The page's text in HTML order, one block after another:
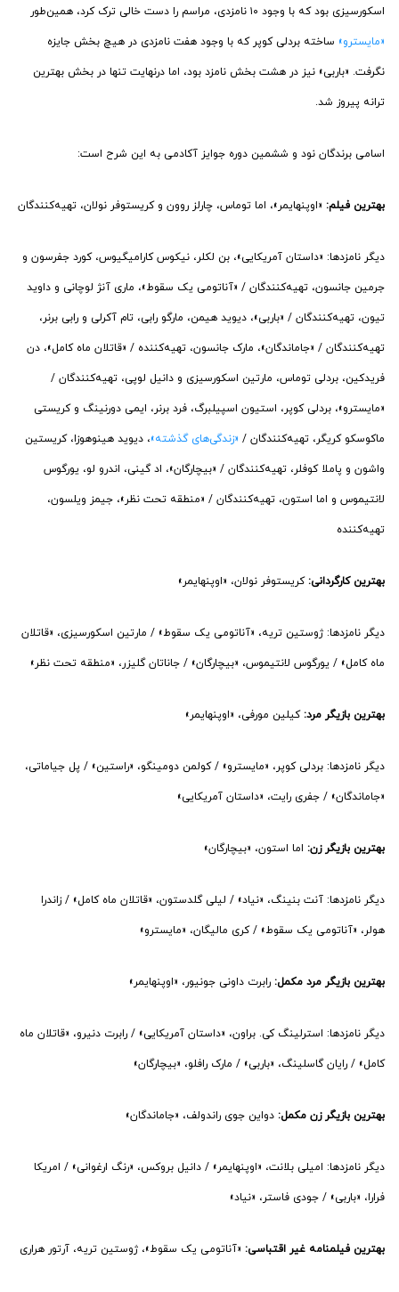
اسکورسیزی بود که با وجود ۱۰ نامزدی، مراسم را دست خالی ترک کرد، همین‌طور
«مایسترو» ساخته بردلی کوپر که با وجود هفت نامزدی در هیچ بخش جایزه
نگرفت. «باربی» نیز در هشت بخش نامزد بود، اما درنهایت تنها در بخش بهترین
ترانه پیروز شد.
اسامی برندگان نود و ششمین دوره جوایز آکادمی به این شرح است:
بهترین فیلم: «اوپنهایمر»، اما توماس، چارلز روون و کریستوفر نولان، تهیه‌کنندگان
دیگر نامزدها: «داستان آمریکایی»، بن لکلر، نیکوس کارامیگیوس، کورد جفرسون و
جرمین جانسون، تهیه‌کنندگان / «آناتومی یک سقوط»، ماری آنژ لوچانی و داوید
تیون، تهیه‌کنندگان / «باربی»، دیوید هیمن، مارگو رابی، تام آکرلی و رابی برنر،
تهیه‌کنندگان / «جاماندگان»، مارک جانسون، تهیه‌کننده / «قاتلان ماه کامل»، دن
فریدکین، بردلی توماس، مارتین اسکورسیزی و دانیل لوپی، تهیه‌کنندگان /
«مایسترو»، بردلی کوپر، استیون اسپیلبرگ، فرد برنر، ایمی دورنینگ و کریستی
ماکوسکو کریگر، تهیه‌کنندگان / «زندگی‌های گذشته»، دیوید هینوهوزا، کریستین
واشون و پاملا کوفلر، تهیه‌کنندگان / «بیچارگان»، اد گینی، اندرو لو، یورگوس
لانتیموس و اما استون، تهیه‌کنندگان / «منطقه تحت نظر»، جیمز ویلسون،
تهیه‌کننده
بهترین کارگردانی:کریستوفر نولان، «اوپنهایمر»
دیگر نامزدها: ژوستین تریه، «آناتومی یک سقوط» / مارتین اسکورسیزی، «قاتلان
ماه کامل» / یورگوس لانتیموس، «بیچارگان» / جاناتان گلیزر، «منطقه تحت نظر»
بهترین بازیگر مرد:کیلین مورفی، «اوپنهایمر»
دیگر نامزدها: بردلی کوپر، «مایسترو» / کولمن دومینگو، «راستین» / پل جیاماتی،
«جاماندگان» / جفری رایت، «داستان آمریکایی»
بهترین بازیگر زن: اما استون، «بیچارگان»
دیگر نامزدها: آنت بنینگ، «نیاد» / لیلی گلدستون، «قاتلان ماه کامل» / زاندرا
هولر، «آناتومی یک سقوط» / کری مالیگان، «مایسترو»
بهترین بازیگر مرد مکمل: رابرت داونی جونیور، «اوپنهایمر»
دیگر نامزدها: استرلینگ کی. براون، «داستان آمریکایی» / رابرت دنیرو، «قاتلان ماه
کامل» / رایان گاسلینگ، «باربی» / مارک رافلو، «بیچارگان»
بهترین بازیگر زن مکمل: دواین جوی راندولف، «جاماندگان»
دیگر نامزدها: امیلی بلانت، «اوپنهایمر» / دانیل بروکس، «رنگ ارغوانی» / امریکا
فرارا، «باربی» / جودی فاستر، «نیاد»
بهترین فیلمنامه غیر اقتباسی: «آناتومی یک سقوط»، ژوستین تریه، آرتور هراری